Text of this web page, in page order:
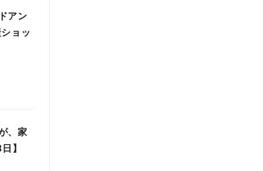
アン
ョッ
、家
】